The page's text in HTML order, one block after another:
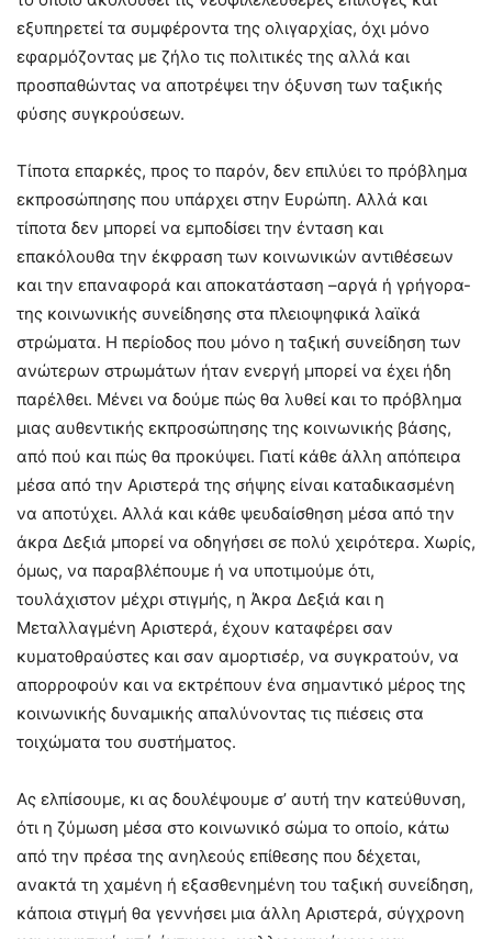
εξυπηρετεί τα συμφέροντα της ολιγαρχίας, όχι μόνο
εφαρμόζοντας με ζήλο τις πολιτικές της αλλά και
προσπαθώντας να αποτρέψει την όξυνση των ταξικής
φύσης συγκρούσεων.
Τίποτα επαρκές, προς το παρόν, δεν επιλύει το πρόβλημα
εκπροσώπησης που υπάρχει στην Ευρώπη. Αλλά και
τίποτα δεν μπορεί να εμποδίσει την ένταση και
επακόλουθα την έκφραση των κοινωνικών αντιθέσεων
και την επαναφορά και αποκατάσταση –αργά ή γρήγορα-
της κοινωνικής συνείδησης στα πλειοψηφικά λαϊκά
στρώματα. Η περίοδος που μόνο η ταξική συνείδηση των
ανώτερων στρωμάτων ήταν ενεργή μπορεί να έχει ήδη
παρέλθει. Μένει να δούμε πώς θα λυθεί και το πρόβλημα
μιας αυθεντικής εκπροσώπησης της κοινωνικής βάσης,
από πού και πώς θα προκύψει. Γιατί κάθε άλλη απόπειρα
μέσα από την Αριστερά της σήψης είναι καταδικασμένη
να αποτύχει. Αλλά και κάθε ψευδαίσθηση μέσα από την
άκρα Δεξιά μπορεί να οδηγήσει σε πολύ χειρότερα. Χωρίς,
όμως, να παραβλέπουμε ή να υποτιμούμε ότι,
τουλάχιστον μέχρι στιγμής, η Άκρα Δεξιά και η
Μεταλλαγμένη Αριστερά, έχουν καταφέρει σαν
κυματοθραύστες και σαν αμορτισέρ, να συγκρατούν, να
απορροφούν και να εκτρέπουν ένα σημαντικό μέρος της
κοινωνικής δυναμικής απαλύνοντας τις πιέσεις στα
τοιχώματα του συστήματος.
Ας ελπίσουμε, κι ας δουλέψουμε σ’ αυτή την κατεύθυνση,
ότι η ζύμωση μέσα στο κοινωνικό σώμα το οποίο, κάτω
από την πρέσα της ανηλεούς επίθεσης που δέχεται,
ανακτά τη χαμένη ή εξασθενημένη του ταξική συνείδηση,
κάποια στιγμή θα γεννήσει μια άλλη Αριστερά, σύγχρονη